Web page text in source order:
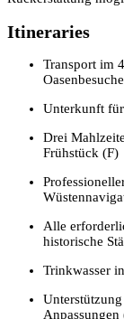
Itineraries
Transport im
Oasenbesuche
Unterkunft
Drei
Frühstück (F)
Alle
historische
Trinkwasser
Anpassungen